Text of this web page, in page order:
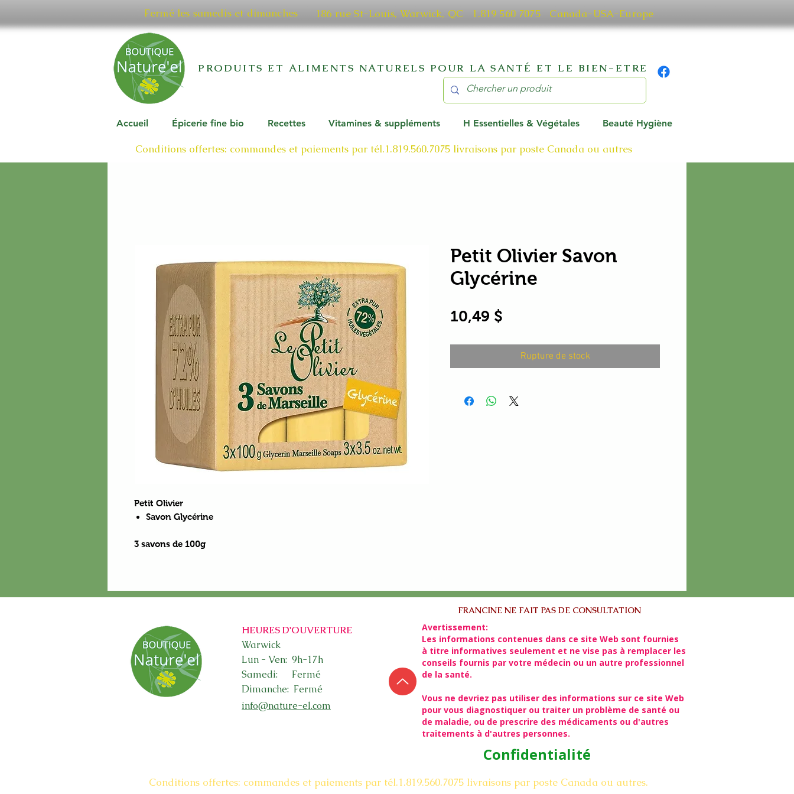
Fermé les samedis et dimanches 186 rue St-Louis, Warwick, QC​ 1.819 560 7075 Canada-USA-Europe
PRODUITS ET ALIMENTS NATURELS POUR LA SANTÉ ET LE BIEN-ETRE
Accueil Épicerie fine bio Recettes Vitamines & suppléments H Essentielles & Végétales Beauté Hygiène
Conditions offertes: commandes et paiements par tél.1.819.560.7075 livraisons par poste Canada ou autres
Petit Olivier
Savon Glycérine
3 savons de 100g
Petit Olivier Savon
Glycérine
10,49 $
Rupture de stock
FRANCINE NE FAIT PAS DE CONSULTATION
HEURES D'OUVERTURE
Warwick​
Lun - Ven: 9h-17h
Samedi: Fermé
Dimanche: Fermé
info@nature-el.com
Avertissement:
Les informations contenues dans ce site Web sont fournies
à titre informatives seulement et ne vise pas à remplacer les
conseils fournis par votre médecin ou un autre professionnel
de la santé.
Vous ne devriez pas utiliser des informations sur ce site Web
pour vous diagnostiquer ou traiter un problème de santé ou
de maladie, ou de prescrire des médicaments ou d'autres
traitements à d'autres personnes.
Confidentialité
Conditions offertes: commandes et paiements par tél.1.819.560.7075 livraisons par poste Canada ou autres.